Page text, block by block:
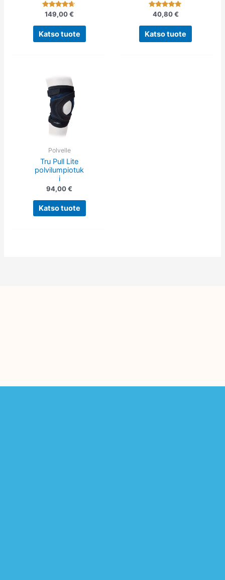
Arvostelu
tuotteesta:
4.50
/ 5
149,00€
Katso tuote
Arvostelu
tuotteesta:
5.00
/ 5
40,80€
Katso tuote
Polvelle
Tru Pull Lite
polvilumpiotuk
i
94,00€
Katso tuote